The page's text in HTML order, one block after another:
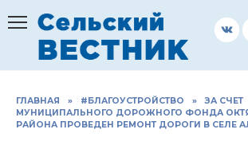
содержанию
ГЛАВНАЯ » #БЛАГОУСТРОЙСТВО »
ЗА СЧЕТ
МУНИЦИПАЛЬНОГО ДОРОЖНОГО ФОНДА
РАЙОНА ПРОВЕДЕН РЕМОНТ ДОРОГИ В СЕЛЕ